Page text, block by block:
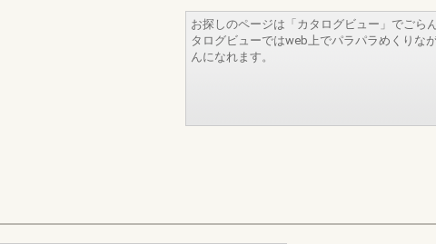
お探しのページは「カタログビュー」でごら
タログビューではweb上でパラパラめくりな
んになれます。